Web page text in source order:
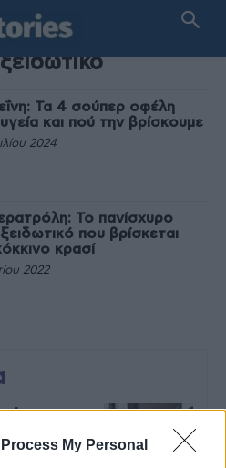
My Personal
TAG
Τα 4 σούπερ οφέλη
και πού την βρίσκουμε
2024
Το πανίσχυρο
που βρίσκεται
κρασί
2022
να